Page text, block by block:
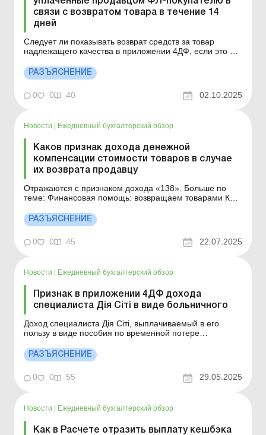
связи с возвратом товара в течение 14
дней
Следует ли показывать возврат средств за товар
надлежащего качества в приложении 4ДФ, если это не
Больше по теме: Возврат товара в интернет-магазин
Возврат товара после окончания 1095 дней: учет НДС
Подлежат ли налогообложению и отражению в
приложен...
РАЗЪЯСНЕНИЕ
0 0 40 02.10.2025
Новости Ежедневный бухгалтерский обзор
Каков признак дохода денежной
компенсации стоимости товаров в случае
их возврата продавцу
Отражаются с признаком дохода «138». Больше по
теме: Финансовая помощь: возвращаем товарами Как
предоплата возвращена после истечения 1 095 дней?
Отражаются ли в приложении 4ДФ к Расчету и по
какому признаку доходов денежная компенсаци...
РАЗЪЯСНЕНИЕ
0 0 45 22.07.2025
Новости Ежедневный бухгалтерский обзор
Признак в приложении 4ДФ дохода
специалиста Дія Сіті в виде больничного
Доход специалиста Дія Сіті, выплачиваемый в его
пользу в виде пособия по временной потере
приложении 4ДФ к Расчету с признаком «127». Больше
по теме: Исправление ошибок в приложении 4ДФ к
Налоговому расчету По какому признаку дохода в
прил...
РАЗЪЯСНЕНИЕ
0 0 55 29.05.2025
Новости | Ежедневный бухгалтерский обзор
Как в Расчете отразить выплату кешбэка